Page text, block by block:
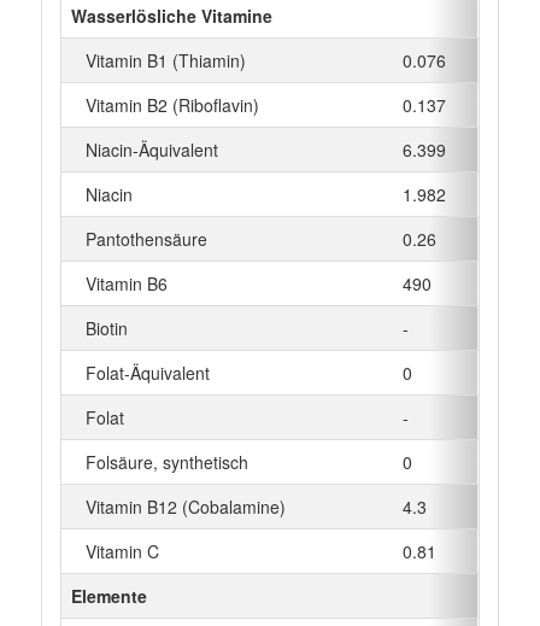
Wasserlösliche Vitamine
Vitamin B1 (Thiamin)
0.076
Vitamin B2 (Riboflavin)
0.137
Niacin-Äquivalent
6.399
Niacin
1.982
Pantothensäure
0.26
Vitamin B6
490
Biotin
-
Folat-Äquivalent
0
Folat
-
Folsäure, synthetisch
0
Vitamin B12 (Cobalamine)
4.3
Vitamin C
0.81
Elemente